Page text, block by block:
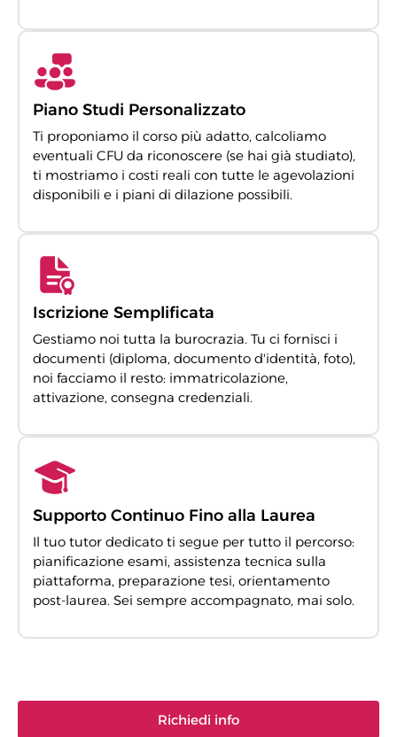
Piano Studi Personalizzato
Ti proponiamo il corso più adatto, calcoliamo
eventuali CFU da riconoscere (se hai già studiato),
ti mostriamo i costi reali con tutte le agevolazioni
disponibili e i piani di dilazione possibili.
Iscrizione Semplificata
Gestiamo noi tutta la burocrazia. Tu ci fornisci i
documenti (diploma, documento d'identità, foto),
noi facciamo il resto: immatricolazione,
attivazione, consegna credenziali.
Supporto Continuo Fino alla Laurea
Il tuo tutor dedicato ti segue per tutto il percorso:
pianificazione esami, assistenza tecnica sulla
piattaforma, preparazione tesi, orientamento
post-laurea. Sei sempre accompagnato, mai solo.
Richiedi info